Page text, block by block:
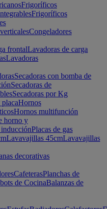
Frigoríficos
Frigoríficos
Congeladores
frontalLavadoras de carga
Lavadoras
Secadoras con bomba de
Secadoras de
Secadoras por Kg
Hornos
Hornos multifunción
horno y
inducciónPlacas de gas
Lavavajillas 45cmLavavajillas
decorativas
CafeterasPlanchas de
de CocinaBalanzas de